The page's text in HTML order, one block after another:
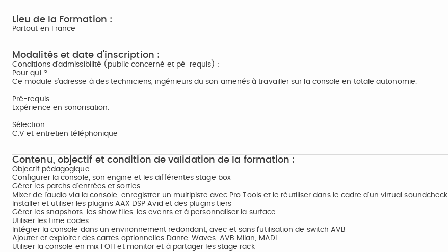
Lieu de la Formation :
Partout en France
Modalités et date d'inscription :
Conditions d'admissibilité (public concerné et pé-requis) :
Pour qui ?
Ce module s’adresse à des techniciens, ingénieurs du son amenés à travailler sur la console en totale autonomie.
Pré-requis
Expérience en sonorisation.
Sélection
C.V et entretien téléphonique
Contenu, objectif et condition de validation de la formation :
Objectif pédagogique :
Configurer la console, son engine et les différentes stage box
Gérer les patchs d'entrées et sorties
Mixer de l'audio via la console, enregistrer un multipiste avec Pro Tools et le réutiliser dans le cadre d’un virtual soundcheck
Installer et utiliser les plugins AAX DSP Avid et des plugins tiers
Gérer les snapshots, les show files, les events et à personnaliser la surface
Utiliser les time codes
Intégrer la console dans un environnement redondant, avec et sans l’utilisation de switch AVB
Ajouter et exploiter des cartes optionnelles Dante, Waves, AVB Milan, MADI...
Utiliser la console en mix FOH et monitor et à partager les stage rack